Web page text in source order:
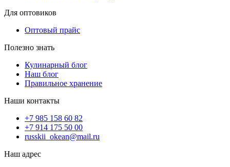
Для оптовиков
Оптовый прайс
Полезно знать
Кулинарный блог
Наш блог
Правильное хранение
Наши контакты
+7 985 158 60 82
+7 914 175 50 00
russkii_okean@mail.ru
Наш адрес